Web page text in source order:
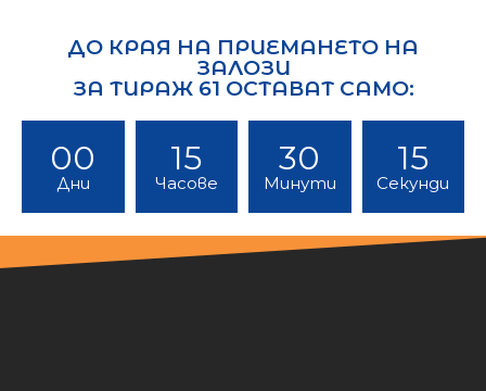
ДО КРАЯ НА ПРИЕМАНЕТО НА
ЗАЛОЗИ
ЗА ТИРАЖ 61 ОСТАВАТ САМО:
00
Дни
15
Часове
30
Минути
13
Секунди